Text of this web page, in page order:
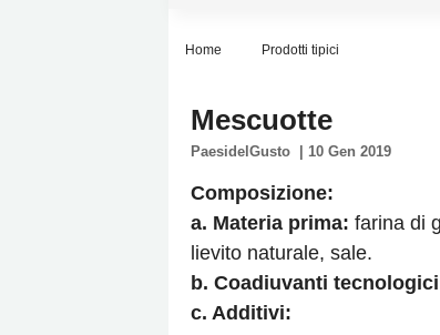
Home Prodotti tipici
Mescuotte
PaesidelGusto 10 Gen 2019
Composizione:
a. Materia prima: farina di
lievito naturale, sale.
b. Coadiuvanti
c. Additivi: